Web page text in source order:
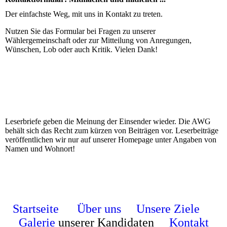
Der einfachste Weg, mit uns in Kontakt zu treten.
Nutzen Sie das Formular bei Fragen zu unserer
Wählergemeinschaft oder zur Mitteilung von Anregungen,
Wünschen, Lob oder auch Kritik. Vielen Dank!
Leserbriefe geben die Meinung der Einsender wieder. Die AWG
behält sich das Recht zum kürzen von Beiträgen vor. Leserbeiträge
veröffentlichen wir nur auf unserer Homepage unter Angaben von
Namen und Wohnort!
Startseite Über uns
Unsere Ziele
Galerie unserer Kandidaten Kontakt